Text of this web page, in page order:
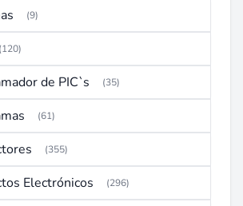
(9)
(120)
de PIC`s (35)
(61)
(355)
Electrónicos (296)